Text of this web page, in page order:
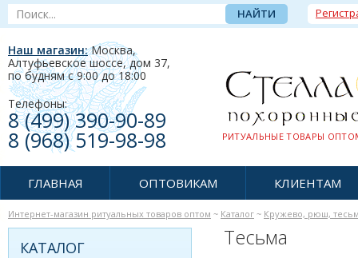
РИТУАЛЬНЫЕ ТОВАРЫ
Наш магазин:Москва,
Алтуфьевское шоссе, дом 37,
по будням c 9:00 до 18:00
Телефоны:
8 (499) 390-90-89
8 (968) 519-98-98
ГЛАВНАЯ ОПТОВИКАМ КЛИЕНТАМ
Интернет-магазин ритуальных товаров оптом ~ Каталог ~ Кружево, рюш,
КАТАЛОГ Тесьма